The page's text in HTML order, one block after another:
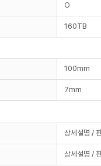
O
160TB
100mm
7mm
상세설명 /
상세설명 /